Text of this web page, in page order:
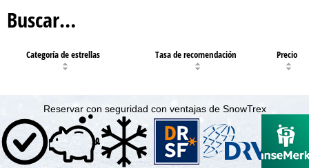
Buscar…
Categoría de estrellas Tasa de recomendación Precio
Reservar con seguridad con ventajas de SnowTrex